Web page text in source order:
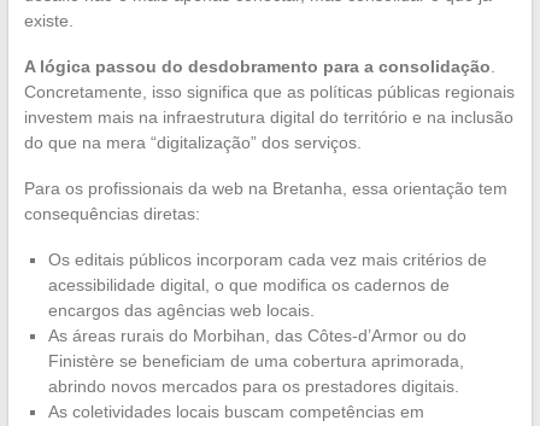
existe.
A lógica passou do desdobramento para a consolidação
Concretamente, isso significa que as políticas públicas regionais
investem mais na infraestrutura digital do território e na inclusão
do que na mera “digitalização” dos serviços.
Para os profissionais da web na Bretanha, essa orientação tem
consequências diretas:
Os editais públicos incorporam cada vez mais critérios de
acessibilidade digital, o que modifica os cadernos de
encargos das agências web locais.
As áreas rurais do Morbihan, das Côtes-d’Armor ou do
Finistère se beneficiam de uma cobertura aprimorada,
abrindo novos mercados para os prestadores digitais.
As coletividades locais buscam competências em